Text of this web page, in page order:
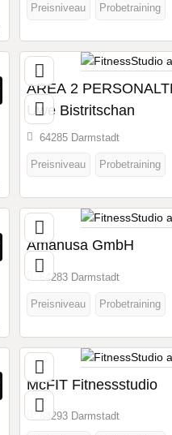
Preisniveau Probetraining
AREA 2
Uwe Bistritschan
64285 Darmstadt
Preisniveau Probetraining
Amanusa GmbH
64283 Darmstadt
Preisniveau Probetraining
McFIT Fitnessstudio
64293 Darmstadt